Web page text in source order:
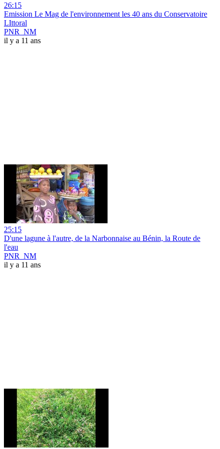
26:15
Emission Le Mag de l'environnement les 40 ans du Conservatoire
LIttoral
PNR_NM
il y a 11 ans
25:15
D'une lagune à l'autre, de la Narbonnaise au Bénin, la Route de
l'eau
PNR_NM
il y a 11 ans